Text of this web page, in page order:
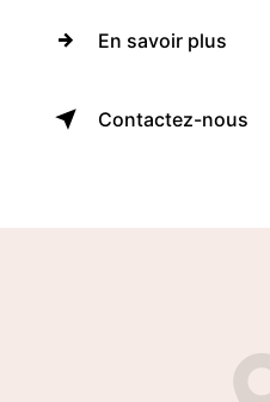
En savoir plus
Contactez-nous